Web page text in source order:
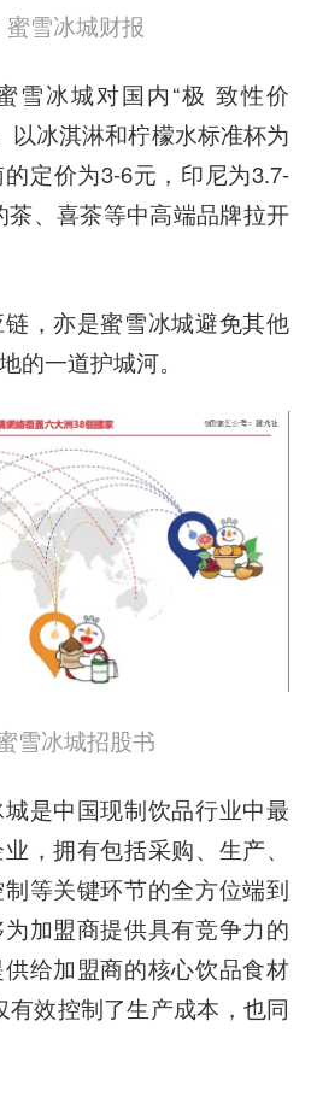
蜜雪冰城财报
雪冰城对国内“极 致性价
以冰淇淋和柠檬水标准杯为
定价为3-6元，印尼为3.7-
茶、喜茶等中高端品牌拉开
，亦是蜜雪冰城避免其他
的一道护城河。
雪冰城招股书
是中国现制饮品行业中最
，拥有包括采购、生产、
等关键环节的全方位端到
加盟商提供具有竞争力的
给加盟商的核心饮品食材
有效控制了生产成本，也同